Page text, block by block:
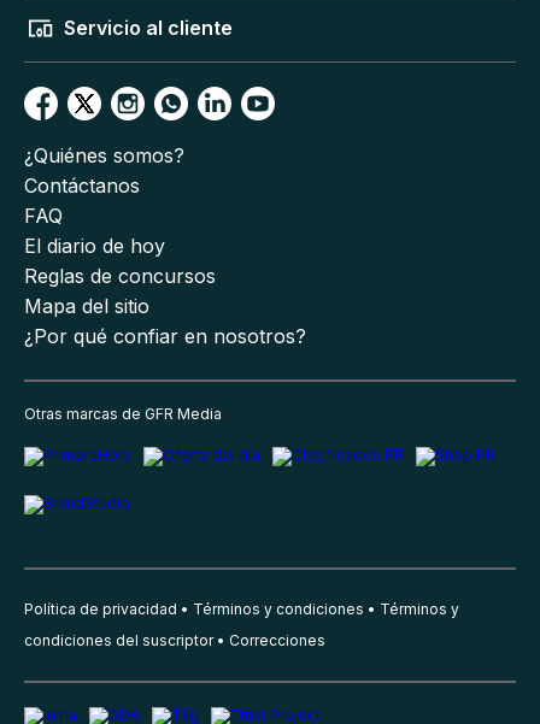
Servicio al cliente
¿Quiénes somos?
Contáctanos
FAQ
El diario de hoy
Reglas de concursos
Mapa del sitio
¿Por qué confiar en nosotros?
Otras marcas de GFR Media
Política de privacidad Términos y condiciones
Términos y
condiciones del suscriptor
Correcciones